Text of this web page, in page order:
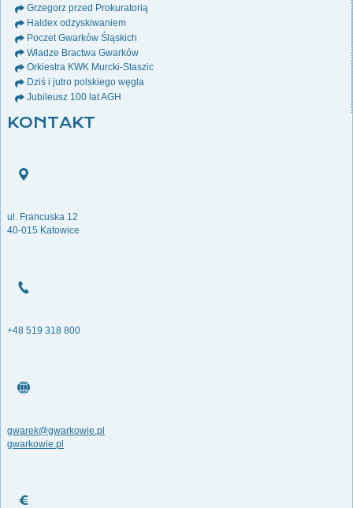
Grzegorz przed Prokuratorią
Haldex odzyskiwaniem
Poczet Gwarków Śląskich
Władze Bractwa Gwarków
Orkiestra KWK Murcki-Staszic
Dziś i jutro polskiego węgla
Jubileusz 100 lat AGH
KONTAKT
ul. Francuska 12
40-015 Katowice
+48 519 318 800
gwarek@gwarkowie.pl
gwarkowie.pl